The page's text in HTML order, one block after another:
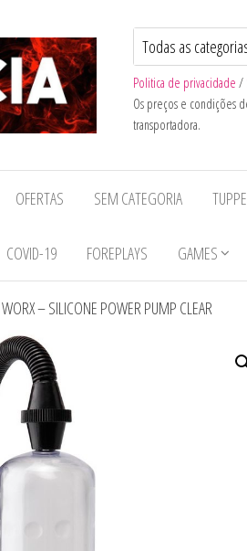
Politica de privacidade /
Os preços e condições
transportadora.
OFERTAS SEM CATEGORIA
COVID-19 FOREPLAYS GAMES
– SILICONE POWER PUMP CLEAR